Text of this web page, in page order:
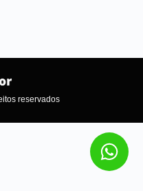
reservados